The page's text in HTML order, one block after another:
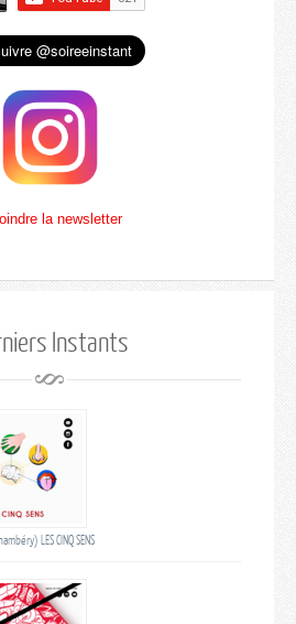
la newsletter
Instants
LES CINQ SENS